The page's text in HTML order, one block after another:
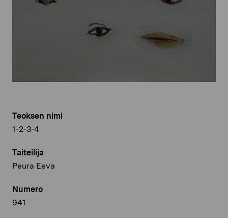
Teoksen nimi
1-2-3-4
Taiteilija
Peura Eeva
Numero
941